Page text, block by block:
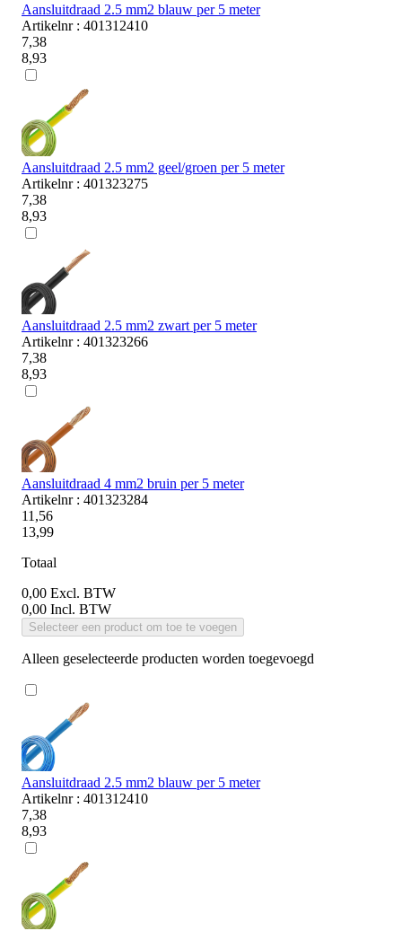
Aansluitdraad 2.5 mm2 blauw per 5 meter
Artikelnr : 401312410
7,38
8,93
Aansluitdraad 2.5 mm2 geel/groen per 5 meter
Artikelnr : 401323275
7,38
8,93
Aansluitdraad 2.5 mm2 zwart per 5 meter
Artikelnr : 401323266
7,38
8,93
Aansluitdraad 4 mm2 bruin per 5 meter
Artikelnr : 401323284
11,56
13,99
Totaal
0,00 Excl. BTW
0,00 Incl. BTW
Selecteer een product om toe te voegen
Alleen geselecteerde producten worden toegevoegd
Aansluitdraad 2.5 mm2 blauw per 5 meter
Artikelnr : 401312410
7,38
8,93